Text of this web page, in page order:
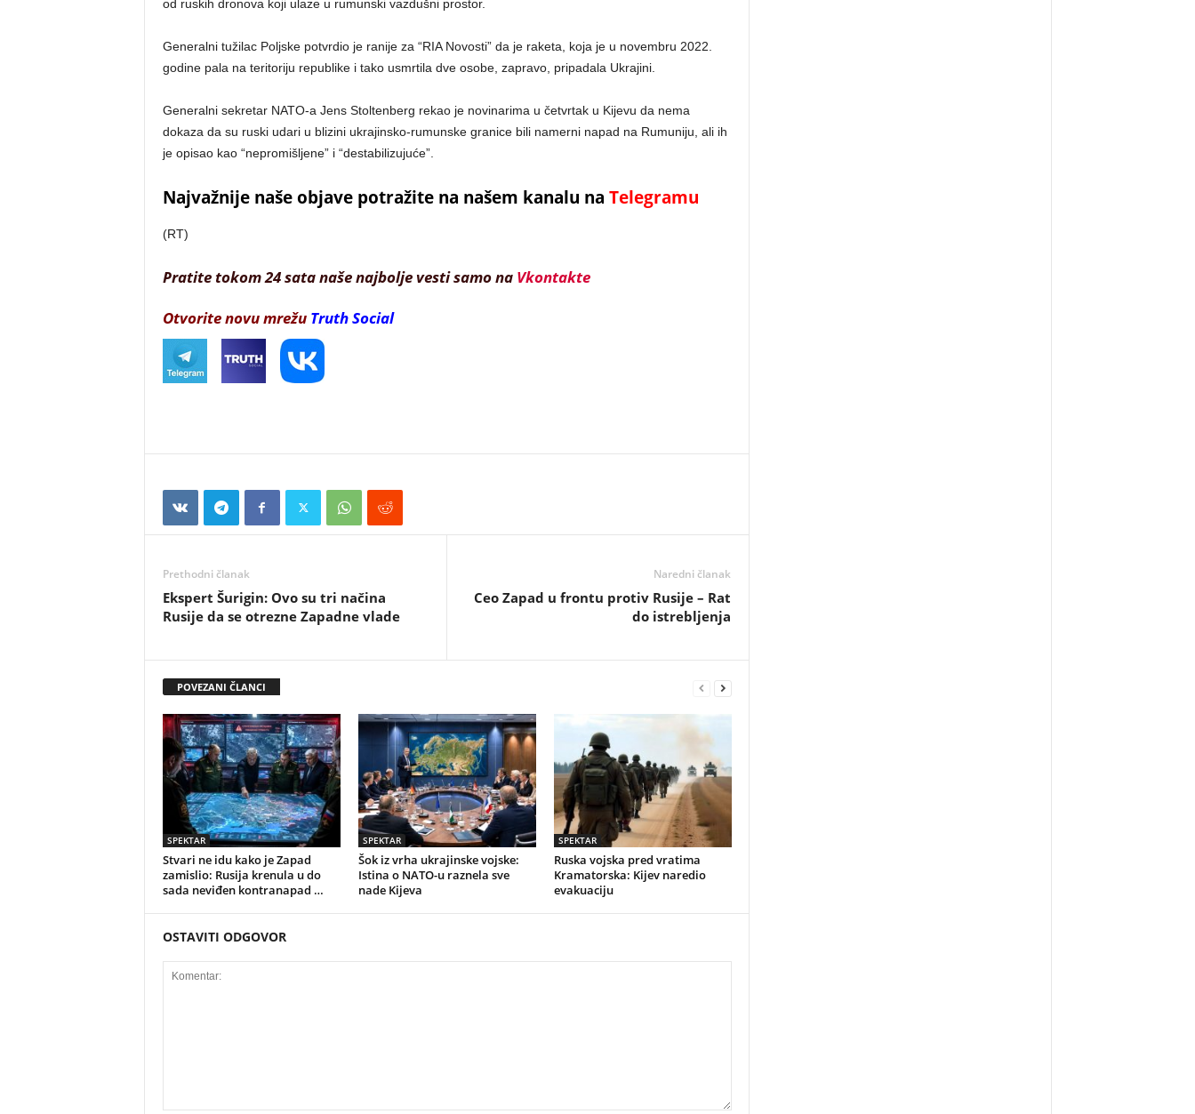
od ruskih dronova koji ulaze u rumunski vazdušni prostor.
Generalni tužilac Poljske potvrdio je ranije za “RIA Novosti” da je raketa, koja je u novembru 2022.
godine pala na teritoriju republike i tako usmrtila dve osobe, zapravo, pripadala Ukrajini.
Generalni sekretar NATO-a Jens Stoltenberg rekao je novinarima u četvrtak u Kijevu da nema
dokaza da su ruski udari u blizini ukrajinsko-rumunske granice bili namerni napad na Rumuniju, ali ih
je opisao kao “nepromišljene” i “destabilizujuće”.
Najvažnije naše objave potražite na našem kanalu na Telegramu
(RT)
Pratite tokom 24 sata naše najbolje vesti samo na Vkontakte
Otvorite novu mrežu Truth Social
Prethodni članak
Ekspert Šurigin: Ovo su tri načina
Rusije da se otrezne Zapadne vlade
Naredni članak
Ceo Zapad u frontu protiv Rusije – Rat
do istrebljenja
POVEZANI ČLANCI
SPEKTAR
Stvari ne idu kako je Zapad
zamislio: Rusija krenula u do
sada neviđen kontranapad …
SPEKTAR
Šok iz vrha ukrajinske vojske:
Istina o NATO-u raznela sve
nade Kijeva
SPEKTAR
Ruska vojska pred vratima
Kramatorska: Kijev naredio
evakuaciju
OSTAVITI ODGOVOR